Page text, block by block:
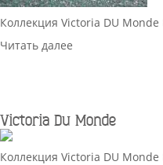
Коллекция Victoria DU
Читать далее
Victoria Du Monde
Коллекция Victoria DU